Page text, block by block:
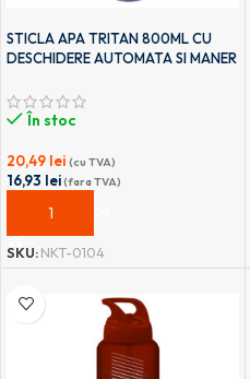
STICLA APA TRITAN 800ML CU
DESCHIDERE AUTOMATA SI MANER
În stoc
20,49 lei (cu TVA)
16,93 lei(fara TVA)
ADAUGĂ ÎN COȘ
SKU:NKT-0104